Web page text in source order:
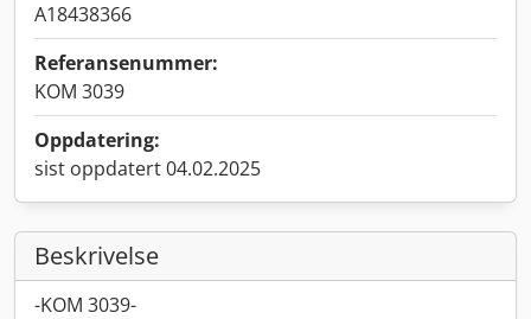
A18438366
Referansenummer:
KOM 3039
Oppdatering:
sist oppdatert 04.02.2025
Beskrivelse
-KOM 3039-